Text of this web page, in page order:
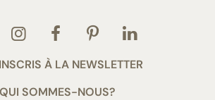
À LA NEWSLETTER
QUI SOMMES-NOUS?